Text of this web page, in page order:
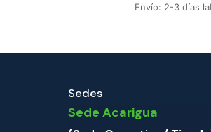
Envío: 2-3 días
Sedes
Sede Acarigua